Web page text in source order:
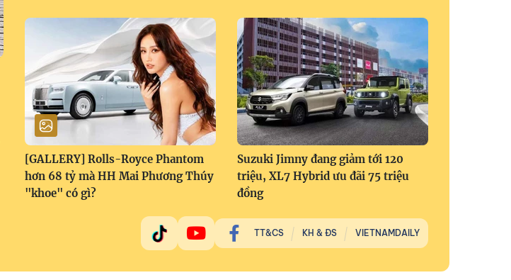
[GALLERY] Rolls-Royce Phantom
hơn 68 tỷ mà HH Mai Phương Thúy
"khoe" có gì?
Suzuki Jimny đang giảm tới 120
triệu, XL7 Hybrid ưu đãi 75 triệu
đồng
TT&CS KH & ĐS VIETNAMDAILY